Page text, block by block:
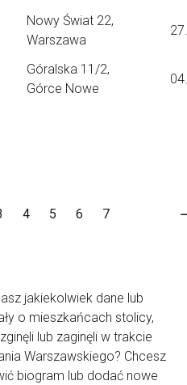
Nowy Świat 22,
Warszawa
Góralska 11/2,
Górce Nowe
4 5 6 7
jakiekolwiek dane lub
o mieszkańcach stolicy,
lub zaginęli w trakcie
Warszawskiego? Chcesz
biogram lub dodać nowe